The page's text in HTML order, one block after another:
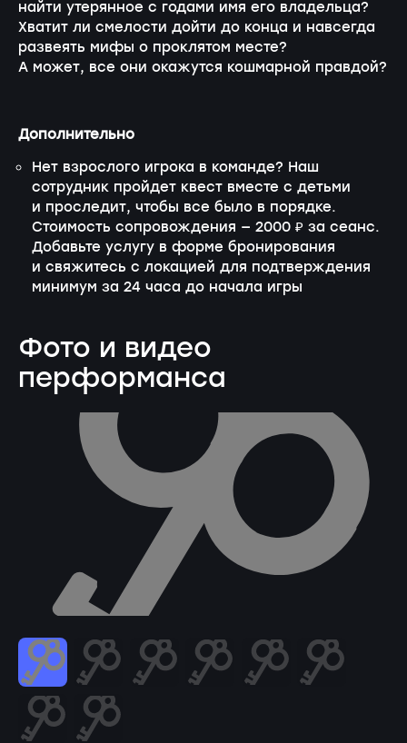
найти утерянное с годами имя его владельца?
Хватит ли смелости дойти до конца и навсегда
развеять мифы о проклятом месте?
А может, все они окажутся кошмарной правдой?
Дополнительно
Нет взрослого игрока в команде? Наш
сотрудник пройдет квест вместе с детьми
и проследит, чтобы все было в порядке.
Стоимость сопровождения — 2000 ₽ за сеанс.
Добавьте услугу в форме бронирования
и свяжитесь с локацией для подтверждения
минимум за 24 часа до начала игры
Фото и видео
перформанса